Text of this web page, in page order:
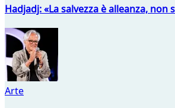
Hadjadj: «La salvezza è alleanza, non
Arte